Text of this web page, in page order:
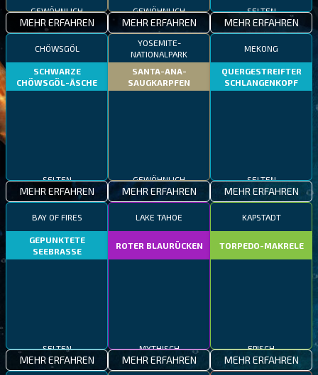
MEHR ERFAHREN MEHR ERFAHREN MEHR ERFAHREN
CHÖWSGÖL
SCHWARZE
CHÖWSGÖL-ÄSCHE
MEHR ERFAHREN
YOSEMITE-
NATIONALPARK
SANTA-ANA-
SAUGKARPFEN
MEHR ERFAHREN
MEKONG
QUERGESTREIFTER
SCHLANGENKOPF
MEHR ERFAHREN
BAY OF FIRES
GEPUNKTETE
SEEBRASSE
MEHR ERFAHREN
LAKE TAHOE
ROTER BLAURÜCKEN
MEHR ERFAHREN
KAPSTADT
TORPEDO-MAKRELE
MEHR ERFAHREN